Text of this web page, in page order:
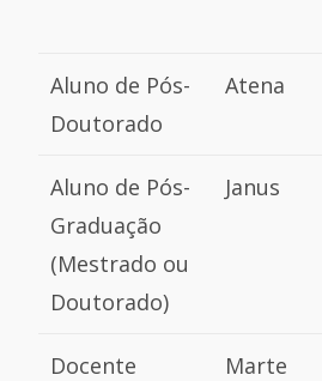
Aluno de Pós-
Doutorado
Atena
Aluno de Pós-
Graduação
(Mestrado ou
Doutorado)
Janus
Docente Marte